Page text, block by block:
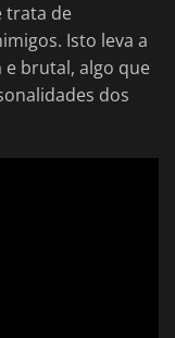
trata de
Isto leva a
brutal, algo que
dos